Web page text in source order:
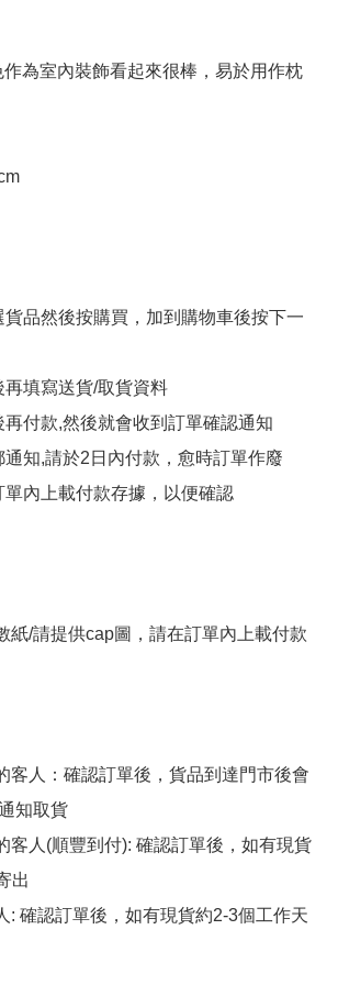
為室內裝飾看起來很棒，易於用作枕
貨品然後按購買，加到購物車後按下一
再填寫送貨/取貨資料
付款,然後就會收到訂單確認通知
知,請於2日內付款，愈時訂單作廢
內上載付款存據，以便確認
紙/請提供cap圖，請在訂單內上載付款
客人：確認訂單後，貨品到達門市後會
知取貨
客人(順豐到付): 確認訂單後，如有現貨
出
: 確認訂單後，如有現貨約2-3個工作天